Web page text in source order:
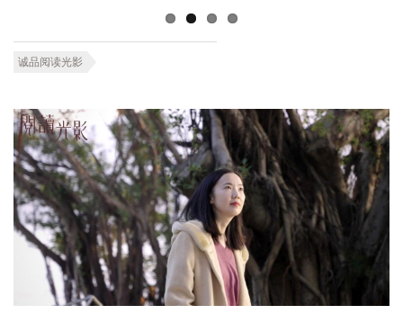
诚品阅读光影